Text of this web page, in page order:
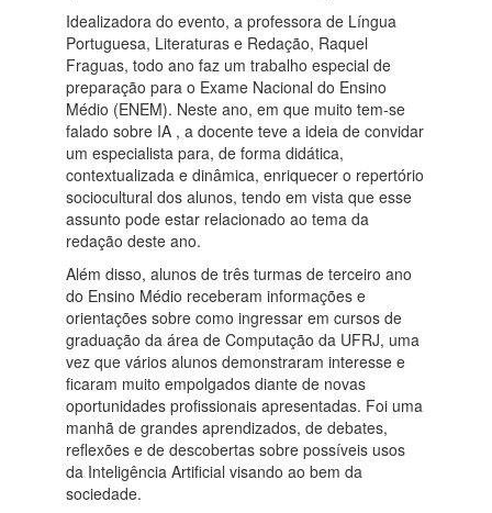
Idealizadora do evento, a professora de Língua
Portuguesa, Literaturas e Redação, Raquel
Fraguas, todo ano faz um trabalho especial de
preparação para o Exame Nacional do Ensino
Médio (ENEM). Neste ano, em que muito tem-se
falado sobre IA , a docente teve a ideia de convidar
um especialista para, de forma didática,
contextualizada e dinâmica, enriquecer o repertório
sociocultural dos alunos, tendo em vista que esse
assunto pode estar relacionado ao tema da
redação deste ano.
Além disso, alunos de três turmas de terceiro ano
do Ensino Médio receberam informações e
orientações sobre como ingressar em cursos de
graduação da área de Computação da UFRJ, uma
vez que vários alunos demonstraram interesse e
ficaram muito empolgados diante de novas
oportunidades profissionais apresentadas. Foi uma
manhã de grandes aprendizados, de debates,
reflexões e de descobertas sobre possíveis usos
da Inteligência Artificial visando ao bem da
sociedade.